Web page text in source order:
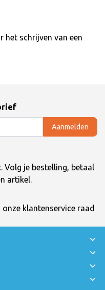
het schrijven van een
Aanmelden
Volg je bestelling, betaal
artikel.
onze klantenservice raad